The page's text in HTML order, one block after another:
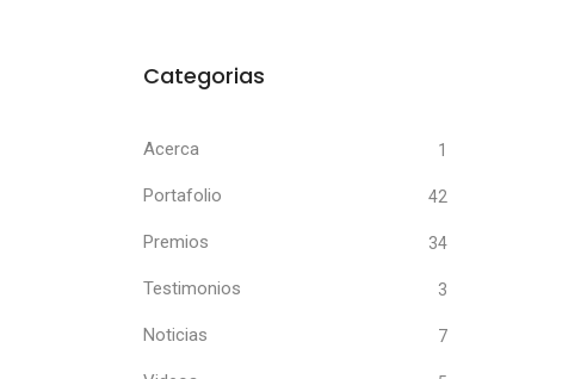
Categorias
Acerca 1
Portafolio 42
Premios 34
Testimonios 3
Noticias 7